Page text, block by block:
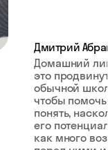
Дмитрий
Домашний
это
обычной
чтобы
понять,
его
как много